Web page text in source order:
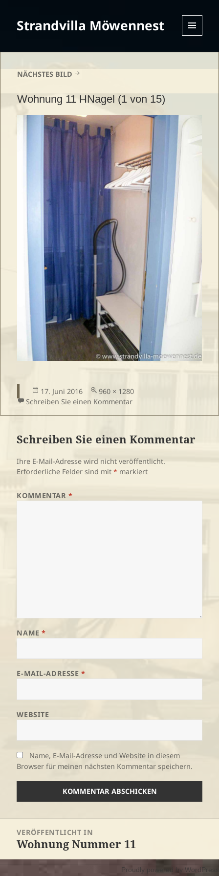
Strandvilla Möwennest
NÄCHSTES BILD
Wohnung 11 HNagel (1 von 15)
Veröffentlicht
am
17. Juni 2016
Volle
Größe
960 × 1280
Schreiben Sie einen Kommentarzu Wohnung 11 HNagel
Schreiben Sie einen Kommentar
Ihre E-Mail-Adresse wird nicht veröffentlicht.
Erforderliche Felder sind mit* markiert
KOMMENTAR*
NAME*
E-MAIL-ADRESSE*
WEBSITE
Name, E-Mail-Adresse und Website in diesem
Browser für meinen nächsten Kommentar speichern.
VERÖFFENTLICHT IN
Wohnung Nummer 11
Proudly powered by WordPress